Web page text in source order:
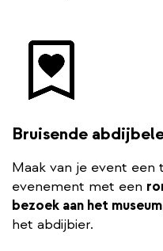
Bruisende
Maak van je event
evenement met een
bezoek aan het museum
het abdijbier.